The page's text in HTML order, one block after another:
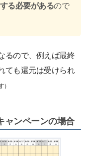
る必要があるので
るので、例えば最終
ても還元は受けられ
）
ャンペーンの場合